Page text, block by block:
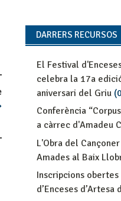
DARRERS RECURSOS
El Festival
celebra la 17a
aniversari del Griu
Conferència
a càrrec d'Amadeu
L'Obra del
Amades al Baix
Inscripcions
d’Enceses d’Artesa